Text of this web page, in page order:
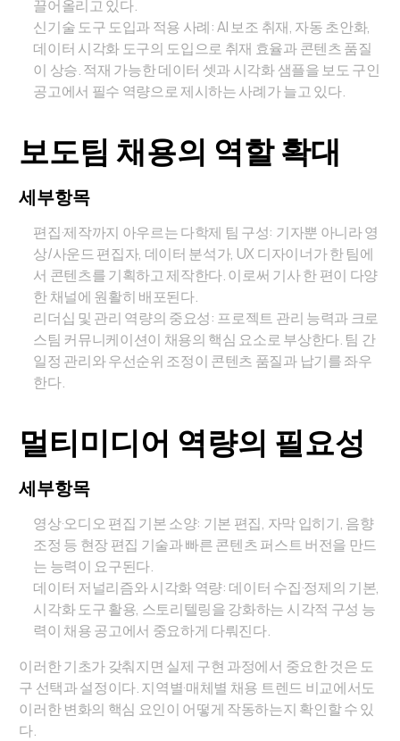
끌어올리고 있다.
신기술 도구 도입과 적용 사례: AI 보조 취재, 자동 초안화,
데이터 시각화 도구의 도입으로 취재 효율과 콘텐츠 품질
이 상승. 적재 가능한 데이터 셋과 시각화 샘플을 보도 구인
공고에서 필수 역량으로 제시하는 사례가 늘고 있다.
보도팀 채용의 역할 확대
세부항목
편집·제작까지 아우르는 다학제 팀 구성: 기자뿐 아니라 영
상/사운드 편집자, 데이터 분석가, UX 디자이너가 한 팀에
서 콘텐츠를 기획하고 제작한다. 이로써 기사 한 편이 다양
한 채널에 원활히 배포된다.
리더십 및 관리 역량의 중요성: 프로젝트 관리 능력과 크로
스팀 커뮤니케이션이 채용의 핵심 요소로 부상한다. 팀 간
일정 관리와 우선순위 조정이 콘텐츠 품질과 납기를 좌우
한다.
멀티미디어 역량의 필요성
세부항목
영상·오디오 편집 기본 소양: 기본 편집, 자막 입히기, 음향
조정 등 현장 편집 기술과 빠른 콘텐츠 퍼스트 버전을 만드
는 능력이 요구된다.
데이터 저널리즘와 시각화 역량: 데이터 수집·정제의 기본,
시각화 도구 활용, 스토리텔링을 강화하는 시각적 구성 능
력이 채용 공고에서 중요하게 다뤄진다.
이러한 기초가 갖춰지면 실제 구현 과정에서 중요한 것은 도
구 선택과 설정이다. 지역별·매체별 채용 트렌드 비교에서도
이러한 변화의 핵심 요인이 어떻게 작동하는지 확인할 수 있
다.